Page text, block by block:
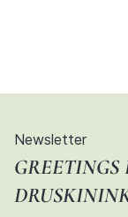
Newsletter
GREETINGS